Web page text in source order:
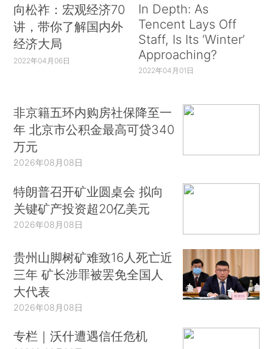
向松祚：宏观经济70
讲，带你了解国内外
经济大局
2022年04月06日
In Depth: As
Tencent Lays Off
Staff, Is Its ‘Winter’
Approaching?
2022年04月01日
非京籍五环内购房社保降至一
年 北京市公积金最高可贷340
万元
2026年08月08日
特朗普召开矿业圆桌会 拟向
关键矿产投资超20亿美元
2026年08月08日
贵州山脚树矿难致16人死亡近
三年 矿长涉罪被罢免全国人
大代表
2026年08月08日
专栏｜沃什遭遇信任危机